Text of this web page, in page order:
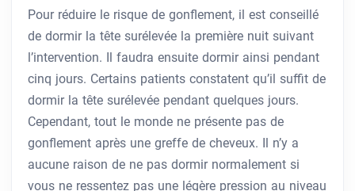
Pour réduire le risque de gonflement, il est conseillé
de dormir la tête surélevée la première nuit suivant
l’intervention. Il faudra ensuite dormir ainsi pendant
cinq jours. Certains patients constatent qu’il suffit de
dormir la tête surélevée pendant quelques jours.
Cependant, tout le monde ne présente pas de
gonflement après une greffe de cheveux. Il n’y a
aucune raison de ne pas dormir normalement si
vous ne ressentez pas une légère pression au niveau